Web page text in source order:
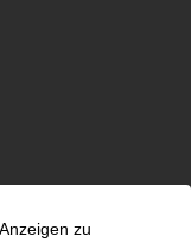
zu